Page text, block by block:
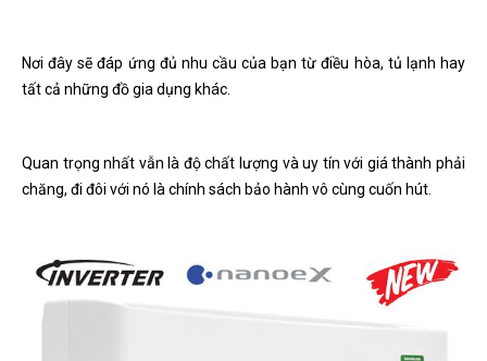
Nơi đây sẽ đáp ứng đủ nhu cầu của bạn từ điều hòa, tủ lạnh hay
tất cả những đồ gia dụng khác.
Quan trọng nhất vẫn là độ chất lượng và uy tín với giá thành phải
chăng, đi đôi với nó là chính sách bảo hành vô cùng cuốn hút.